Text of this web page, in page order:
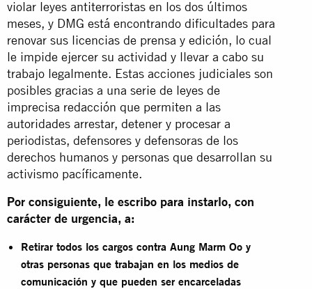
violar leyes antiterroristas en los dos últimos
meses, y DMG está encontrando dificultades para
renovar sus licencias de prensa y edición, lo cual
le impide ejercer su actividad y llevar a cabo su
trabajo legalmente. Estas acciones judiciales son
posibles gracias a una serie de leyes de
imprecisa redacción que permiten a las
autoridades arrestar, detener y procesar a
periodistas, defensores y defensoras de los
derechos humanos y personas que desarrollan su
activismo pacíficamente.
Por consiguiente, le escribo para instarlo, con
carácter de urgencia, a:
Retirar todos los cargos contra Aung Marm Oo y
otras personas que trabajan en los medios de
comunicación y que pueden ser encarceladas